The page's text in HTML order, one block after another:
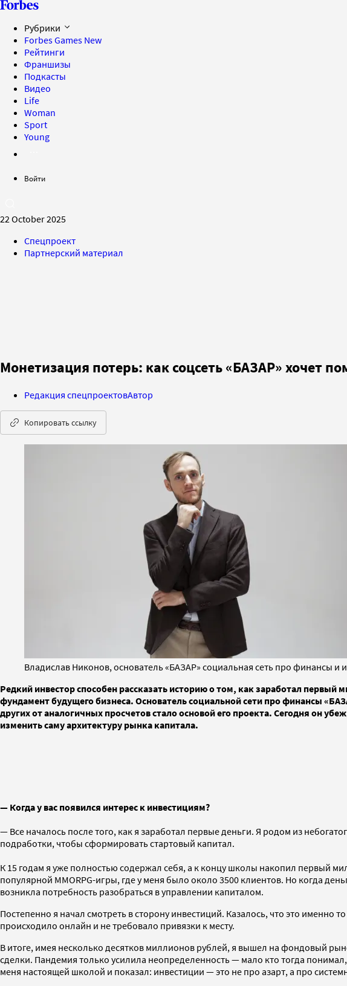
Рубрики
Forbes Games New
Рейтинги
Франшизы
Подкасты
Видео
Life
Woman
Sport
Young
Войти
22 October 2025
Спецпроект
Партнерский материал
Монетизация потерь: как соцсеть «БАЗАР» хочет
Редакция спецпроектовАвтор
Копировать ссылку
Владислав Никонов, основатель «БАЗАР» социальная сеть про финансы и
Редкий инвестор способен рассказать историю о том, как заработал
фундамент будущего бизнеса. Основатель социальной сети про финансы
других от аналогичных просчетов стало основой его проекта. Сегодня он
изменить саму архитектуру рынка капитала.
— Когда у вас появился интерес к инвестициям?
— Все началось после того, как я заработал первые деньги. Я родом из
подработки, чтобы сформировать стартовый капитал.
К 15 годам я уже полностью содержал себя, а к концу школы накопил первый
популярной MMORPG-игры, где у меня было около 3500 клиентов. Но когда
возникла потребность разобраться в управлении капиталом.
Постепенно я начал смотреть в сторону инвестиций. Казалось, что это
происходило онлайн и не требовало привязки к месту.
В итоге, имея несколько десятков миллионов рублей, я вышел на фондовый
сделки. Пандемия только усилила неопределенность — мало кто тогда
меня настоящей школой и показал: инвестиции — это не про азарт, а про